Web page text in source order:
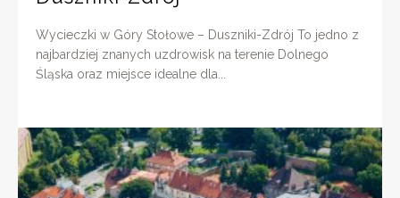
Wycieczki w Góry Stołowe – Duszniki-Zdrój To jedno z
najbardziej znanych uzdrowisk na terenie Dolnego
Śląska oraz miejsce idealne dla...